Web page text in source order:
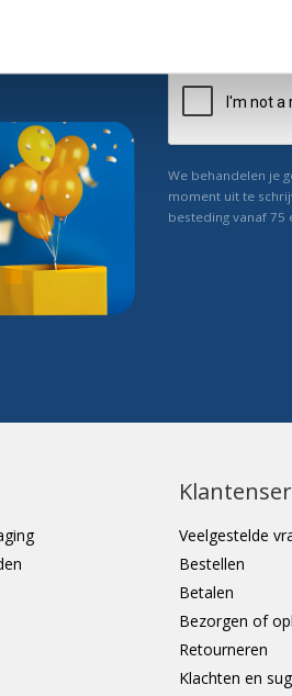
We behandelen je
moment uit te
besteding vanaf 75
Veelgestelde
Bestellen
Betalen
Bezorgen of
Retourneren
Klachten en